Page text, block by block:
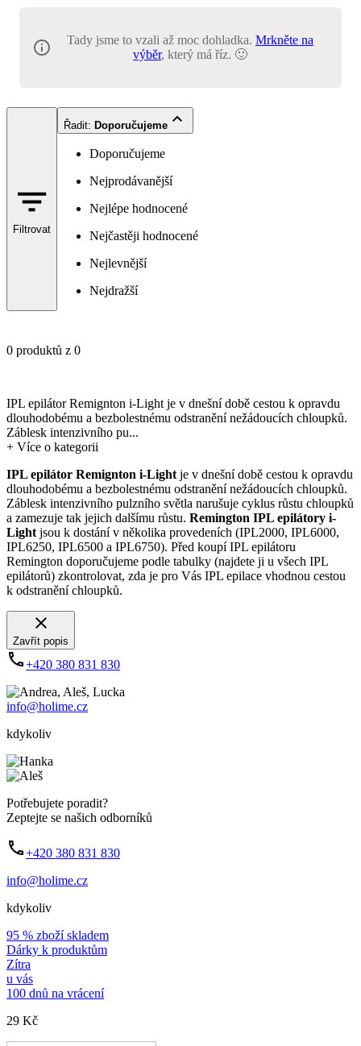
IPL epilátor Remignton i-Light je v dnešní době cestou k opravdu
dlouhodobému a bezbolestnému odstranění nežádoucích chloupků.
Záblesk intenzivního pu...
+ Více o kategorii
IPL epilátor Remignton i-Light je v dnešní době cestou k opravdu
dlouhodobému a bezbolestnému odstranění nežádoucích chloupků.
Záblesk intenzivního pulzního světla narušuje cyklus růstu chloupků
a zamezuje tak jejich dalšímu růstu. Remington IPL epilátory i-
Light jsou k dostání v několika provedeních (IPL2000, IPL6000,
IPL6250, IPL6500 a IPL6750). Před koupí IPL epilátoru
Remington doporučujeme podle tabulky (najdete ji u všech IPL
epilátorů) zkontrolovat, zda je pro Vás IPL epilace vhodnou cestou
k odstranění chloupků.
Zavřít popis
Tady jsme to vzali až moc dohladka. Mrkněte na
výběr, který má říz. 🙂
Filtrovat
Řadit: Doporučujeme
Doporučujeme
Nejprodávanější
Nejlépe hodnocené
Nejčastěji hodnocené
Nejlevnější
Nejdražší
0 produktů z 0
+420 380 831 830
info@holime.cz
kdykoliv
Potřebujete poradit?
Zeptejte se našich odborníků
+420 380 831 830
info@holime.cz
kdykoliv
95 % zboží skladem
Dárky k produktům
Zítra
u vás
100 dnů na vrácení
29 Kč